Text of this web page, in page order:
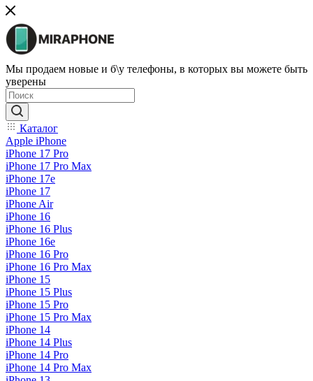
Мы продаем новые и б\у телефоны, в которых вы можете быть
уверены
Каталог
Apple iPhone
iPhone 17 Pro
iPhone 17 Pro Max
iPhone 17e
iPhone 17
iPhone Air
iPhone 16
iPhone 16 Plus
iPhone 16e
iPhone 16 Pro
iPhone 16 Pro Max
iPhone 15
iPhone 15 Plus
iPhone 15 Pro
iPhone 15 Pro Max
iPhone 14
iPhone 14 Plus
iPhone 14 Pro
iPhone 14 Pro Max